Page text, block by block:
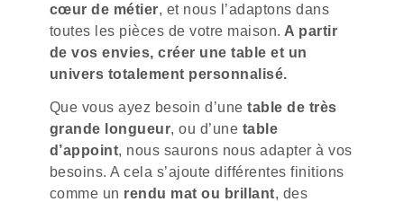
cœur de métier, et nous l’adaptons dans
toutes les pièces de votre maison. A partir
de vos envies, créer une table et un
univers totalement personnalisé.
Que vous ayez besoin d’unetable de très
grande longueur, ou d’une table
d’appoint, nous saurons nous adapter à vos
besoins. A cela s’ajoute différentes finitions
comme un rendu mat ou brillant, des